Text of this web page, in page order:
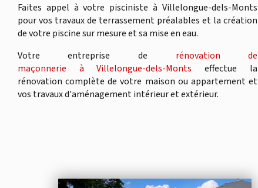
Faites appel à votre pisciniste à Villelongue-dels-Monts
pour vos travaux de terrassement préalables et la création
de votre piscine sur mesure et sa mise en eau.
Votre entreprise de rénovation de
maçonnerie à Villelongue-dels-Monts effectue la
rénovation complète de votre maison ou appartement et
vos travaux d'aménagement intérieur et extérieur.